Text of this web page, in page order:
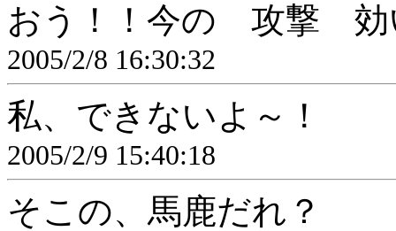
おう！！今の 攻撃 効
2005/2/8 16:30:32
私、できないよ～！
2005/2/9 15:40:18
そこの、馬鹿だれ？